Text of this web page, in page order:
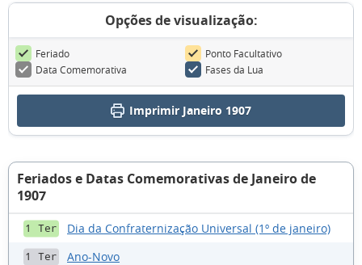
Opções de visualização:
Feriado
Ponto Facultativo
Data Comemorativa
Fases da Lua
Imprimir Janeiro 1907
Feriados e Datas Comemorativas de Janeiro de
1907
1 Ter Dia da Confraternização Universal (1º de janeiro)
1 Ter Ano-Novo